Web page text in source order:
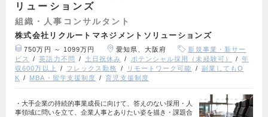
リューションズ
組織・人事コンサルタント
株式会社リクルートマネジメントソリューションズ
750万円 ～ 1099万円 愛知県、大阪府
新規事業・新サー
ビス
英語力不問 土日祝休み ポテンシャル採用（未経験可）
年
収600万以上
フレックス勤務 リモートワーク可能
副業してもO
K
MBA・留学支援制度 育児支援制度
・大手企業の持続的事業成長に向けて、答えのない採用・人
事領域に問いを立て、企業人事とありたい姿を描き・課題合